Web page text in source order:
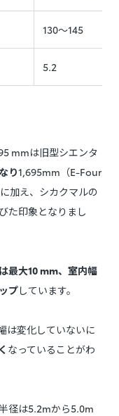
130〜145
5.2
mmは旧型シエンタ
り1,695mm（E-Four
加え、シカクマルの
た印象となりまし
最大10 mm、室内幅
プしています。
は変化していないに
なっていることがわ
径は5.2mから5.0m